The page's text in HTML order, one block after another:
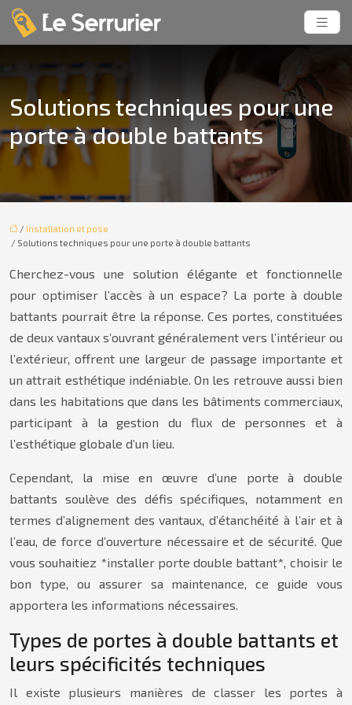
Solutions techniques pour une
porte à double battants
/ Installation et pose
/ Solutions techniques pour une porte à double battants
Cherchez-vous une solution élégante et fonctionnelle
pour optimiser l’accès à un espace? La porte à double
battants pourrait être la réponse. Ces portes, constituées
de deux vantaux s’ouvrant généralement vers l’intérieur ou
l’extérieur, offrent une largeur de passage importante et
un attrait esthétique indéniable. On les retrouve aussi bien
dans les habitations que dans les bâtiments commerciaux,
participant à la gestion du flux de personnes et à
l’esthétique globale d’un lieu.
Cependant, la mise en œuvre d’une porte à double
battants soulève des défis spécifiques, notamment en
termes d’alignement des vantaux, d’étanchéité à l’air et à
l’eau, de force d’ouverture nécessaire et de sécurité. Que
vous souhaitiez *installer porte double battant*, choisir le
bon type, ou assurer sa maintenance, ce guide vous
apportera les informations nécessaires.
Types de portes à double battants et
leurs spécificités techniques
Il existe plusieurs manières de classer les portes à